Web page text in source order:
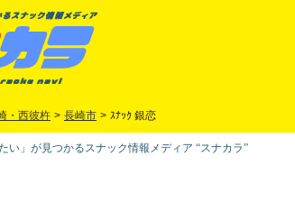
・西彼杵 > 長崎市 > ｽﾅｯｸ 銀恋
たい」が見つかるスナック情報メディア “スナカラ”